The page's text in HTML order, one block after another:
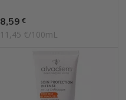
Prix
8,59 €
11,45 €/100mL